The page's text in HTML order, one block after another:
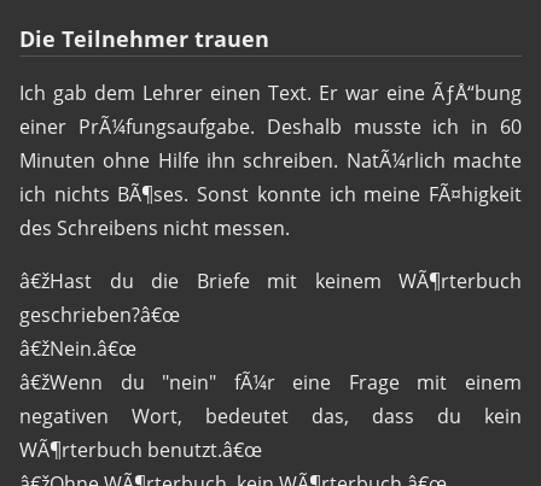
Die Teilnehmer trauen
Ich gab dem Lehrer einen Text. Er war eine ÃƒÅ“bung
einer PrÃ¼fungsaufgabe. Deshalb musste ich in 60
Minuten ohne Hilfe ihn schreiben. NatÃ¼rlich machte
ich nichts BÃ¶ses. Sonst konnte ich meine FÃ¤higkeit
des Schreibens nicht messen.
â€žHast du die Briefe mit keinem WÃ¶rterbuch
geschrieben?â€œ
â€žNein.â€œ
â€žWenn du "nein" fÃ¼r eine Frage mit einem
negativen Wort, bedeutet das, dass du kein
WÃ¶rterbuch benutzt.â€œ